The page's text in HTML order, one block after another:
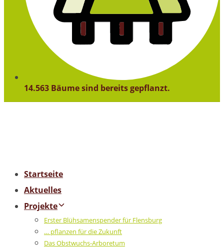
14.563 Bäume sind bereits gepflanzt.
Startseite
Aktuelles
Projekte
Erster Blühsamenspender für Flensburg
… pflanzen für die Zukunft
Das Obstwuchs-Arboretum